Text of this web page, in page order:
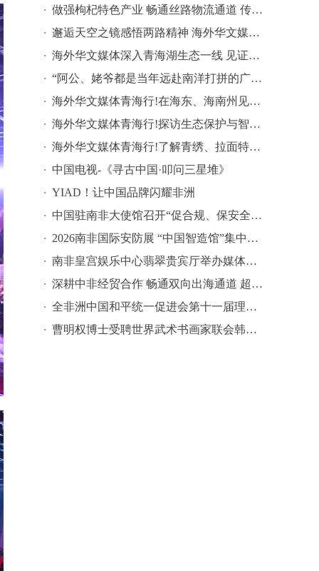
​做强枸杞特色产业 畅通丝路物流通道 传承天路红色精神 海外华文媒体走访海西格尔木
邂逅天空之镜感悟两路精神 海外华文媒体走进海西感受盐湖绿色发展与红色传承
​海外华文媒体深入青海湖生态一线 见证高原生态与产业共生之路
“阿公、姥爷都是当年远赴南洋打拼的广东汕头人”，“阿嬷”全球热映，华人女子讲述：曾回汕头认亲，外婆寻根意识很深
海外华文媒体青海行!在海东、海南州见证特色果蔬产业与清洁能源发展新图景
海外华文媒体青海行!探访生态保护与智慧教育绘就现代化青海画卷
​海外华文媒体青海行!了解青绣、拉面特色产业赋能乡村共富
中国电视-《寻古中国·叩问三星堆》
YIAD！让中国品牌闪耀非洲
中国驻南非大使馆召开“促合规、保安全”视频会议
2026南非国际安防展 “中国智造馆”集中展示中国科技力量
南非皇宫娱乐中心翡翠贵宾厅举办媒体及嘉宾体验活动
深耕中非经贸合作 畅通双向出海通道 超级晋江（南非）国际选品中心签约授牌仪式在约翰内斯堡成功举办
全非洲中国和平统一促进会第十一届理监事会就职典礼隆重举行
曹明权博士受聘世界武术书画家联会韩国分会会长